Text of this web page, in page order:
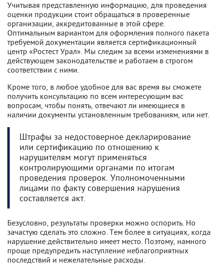
Учитывая представленную информацию, для проведения
оценки продукции стоит обращаться в проверенные
организации, аккредитованные в этой сфере.
Оптимальным вариантом для оформления полного пакета
требуемой документации является сертификационный
центр «Ростест Урал». Мы следим за всеми изменениями в
действующем законодательстве и работаем в строгом
соответствии с ними.
Кроме того, в любое удобное для вас время вы сможете
получить консультацию по всем интересующим вас
вопросам, чтобы понять, отвечают ли имеющиеся в
наличии документы установленным требованиям, или нет.
Штрафы за недостоверное декларирование
или сертификацию по отношению к
нарушителям могут применяться
контролирующими органами по итогам
проведения проверок. Уполномоченными
лицами по факту совершения нарушения
составляется акт.
Безусловно, результаты проверки можно оспорить. Но
зачастую сделать это сложно. Тем более в ситуациях, когда
нарушение действительно имеет место. Поэтому, намного
проще предупредить наступление неблагоприятных
последствий и нежелательные расходы.